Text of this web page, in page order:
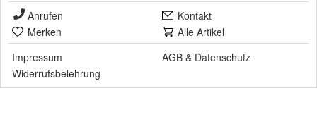
Anrufen
Kontakt
Merken
Alle Artikel
Impressum
AGB & Datenschutz
Widerrufsbelehrung